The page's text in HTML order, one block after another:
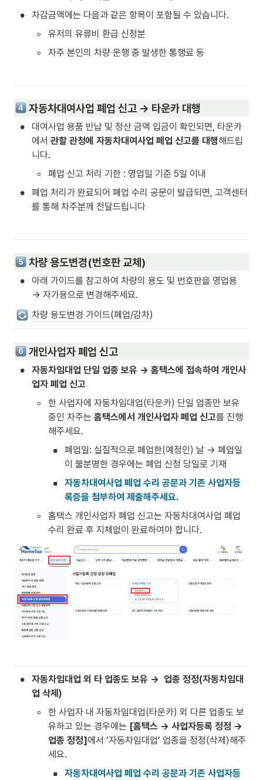
• 차감금액에는 다음과 같은 항목이 포함될 수 있습니다.
◦ 유저의 유류비 환급 신청분
◦ 차주 본인의 차량 운행 중 발생한 통행료 등
자동차대여사업 폐업 신고 → 타운카 대행
•
대여사업 용품 반납 및 정산 금액 입금이 확인되면, 타운카
에서 관할 관청에 자동차대여사업 폐업 신고를 대행해드립
니다.
◦ 폐업 신고 처리 기한 : 영업일 기준 5일 이내
•
폐업 처리가 완료되어 폐업 수리 공문이 발급되면, 고객센터
를 통해 차주분께 전달드립니다
차량 용도변경(번호판 교체)
•
아래 가이드를 참고하여 차량의 용도 및 번호판을 영업용
→ 자가용으로 변경해주세요.
차량 용도변경 가이드(폐업/감차)
개인사업자 폐업 신고
•
자동차임대업 단일 업종 보유 → 홈택스에 접속하여 개인사
업자 폐업 신고
◦
한 사업자에 자동차임대업(타운카) 단일 업종만 보유
중인 차주는 홈택스에서 개인사업자 폐업 신고를 진행
해주세요.
▪
폐업일: 실질적으로 폐업한(예정인) 날 → 폐업일
이 불분명한 경우에는 폐업 신청 당일로 기재
▪
자동차대여사업 폐업 수리 공문과 기존 사업자등
록증을 첨부하여 제출해주세요.
◦
홈택스 개인사업자 폐업 신고는 자동차대여사업 폐업
수리 완료 후 지체없이 완료하여야 합니다.
•
자동차임대업 외 타 업종도 보유 →  업종 정정(자동차임대
업 삭제)
◦
한 사업자 내 자동차임대업(타운카) 외 다른 업종도 보
유하고 있는 경우에는 [홈택스 → 사업자등록 정정 →
업종 정정]에서 ‘자동차임대업’ 업종을 정정(삭제)해주
세요.
▪
자동차대여사업 폐업 수리 공문과 기존 사업자등